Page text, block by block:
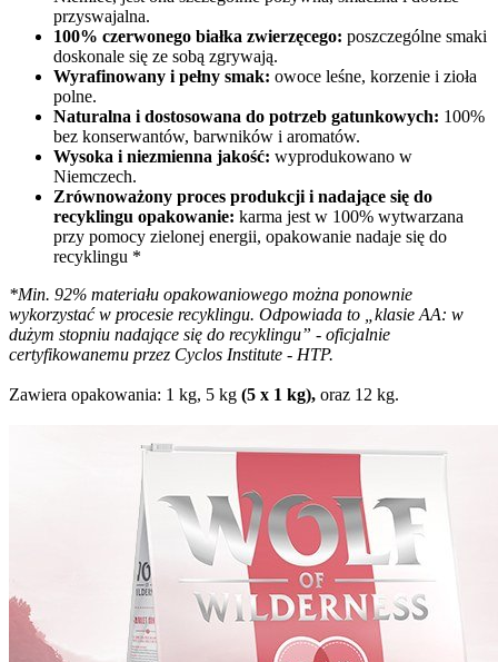
przyswajalna.
100% czerwonego białka zwierzęcego: poszczególne smaki
doskonale się ze sobą zgrywają.
Wyrafinowany i pełny smak: owoce leśne, korzenie i zioła
polne.
Naturalna i dostosowana do potrzeb gatunkowych: 100%
bez konserwantów, barwników i aromatów.
Wysoka i niezmienna jakość: wyprodukowano w
Niemczech.
Zrównoważony proces produkcji i nadające się do
recyklingu opakowanie: karma jest w 100% wytwarzana
przy pomocy zielonej energii, opakowanie nadaje się do
recyklingu *
*Min. 92% materiału opakowaniowego można ponownie
wykorzystać w procesie recyklingu. Odpowiada to „klasie AA: w
dużym stopniu nadające się do recyklingu” - oficjalnie
certyfikowanemu przez Cyclos Institute - HTP.
Zawiera opakowania: 1 kg, 5 kg (5 x 1 kg), oraz 12 kg.